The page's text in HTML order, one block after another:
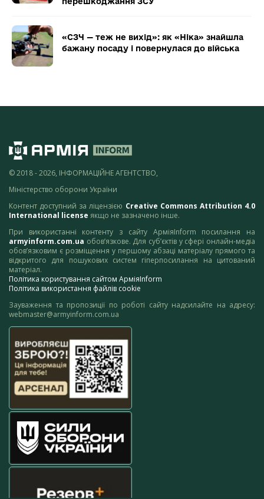
«СЗЧ — теж не вихід»: як «Ніка» знайшла
бажану посаду і повернулася до війська
© 2018 - 2026, ІНФОРМАЦІЙНЕ АГЕНТСТВО,
Міністерство оборони України
Контент доступний за ліцензією Creative Commons Attribution 4.0
International license якщо не зазначено інше.
При використанні контенту з сайту АрміяInform посилання на
armyinform.com.ua обов’язкове. Для суб’єктів у сфері онлайн-медіа
обов’язковим є розміщення у першому абзаці матеріалу прямого та
відкритого для пошукових систем гіперпосилання на цитований
матеріал.
Політика користування сайтом АрміяInform
Політика використання файлів cookie
Зауваження та пропозиції по роботі сайту надсилайте на адресу:
webmaster@armyinform.com.ua